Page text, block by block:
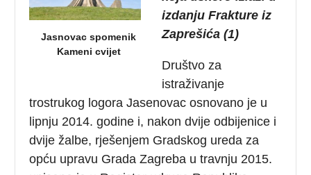
Jasnovac spomenik
Kameni cvijet
izdanju Frakture iz
Zaprešića (1)
Društvo za
istraživanje
trostrukog logora Jasenovac osnovano je u
lipnju 2014. godine i, nakon dvije odbijenice i
dvije žalbe, rješenjem Gradskog ureda za
opću upravu Grada Zagreba u travnju 2015.